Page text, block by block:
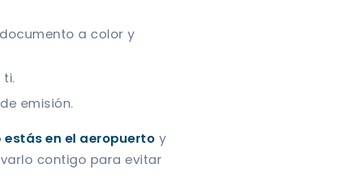
a color y
ti.
emisión.
en el aeropuerto y
contigo para evitar